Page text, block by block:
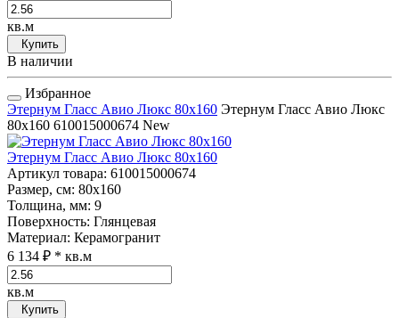
кв.м
Купить
В наличии
Избранное
Этернум Гласс Авио Люкс 80x160 Этернум Гласс Авио Люкс
80x160 610015000674 New
Этернум Гласс Авио Люкс 80x160
Артикул товара: 610015000674
Размер, см: 80x160
Толщина, мм: 9
Поверхность: Глянцевая
Материал: Керамогранит
6 134 ₽ * кв.м
кв.м
Купить